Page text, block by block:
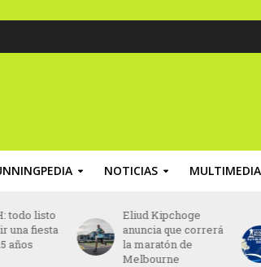
NOTICIAS MULTIMEDIA
todo listo
una fiesta
años
Eliud Kipchoge
anuncia que correrá
la maratón de
Melbourne